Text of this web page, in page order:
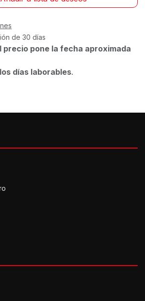
de 30 días
precio pone la fecha aproximada
días laborables.